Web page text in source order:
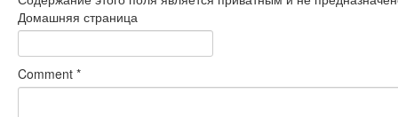
Домашняя страница
Comment *